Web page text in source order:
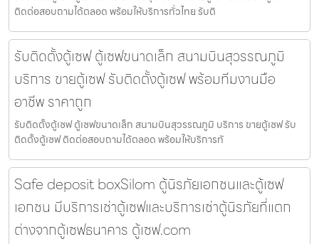
ติดต่อสอบถามได้ตลอด พร้อมให้บริการทั่วไทย รับติ
รับติดตั้งตู้เซฟ ตู้เซฟขนาดเล็ก สนามบินสุวรรณภูมิ
บริการ ขายตู้เซฟ รับติดตั้งตู้เซฟ พร้อมทีมงานมือ
อาชีพ ราคาถูก
รับติดตั้งตู้เซฟ ตู้เซฟขนาดเล็ก สนามบินสุวรรณภูมิ บริการ ขายตู้เซฟ รับ
ติดตั้งตู้เซฟ ติดต่อสอบถามได้ตลอด พร้อมให้บริการทั
Safe deposit boxSilom ตู้นิรภัยเอกชนและตู้เซฟ
เอกชน มีบริการเช่าตู้เซฟและบริการเช่าตู้นิรภัยที่แตก
ต่างจากตู้เซฟธนาคาร ตู้เซฟ.com